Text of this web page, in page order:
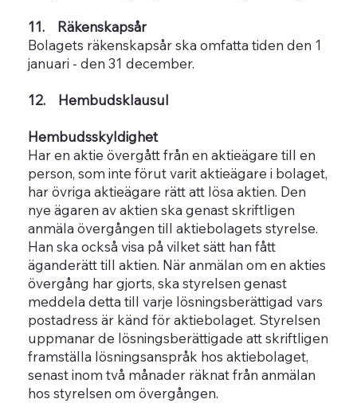
11. Räkenskapsår
Bolagets räkenskapsår ska omfatta tiden den 1
januari - den 31 december.
12. Hembudsklausul
Hembudsskyldighet
Har en aktie övergått från en aktieägare till en
person, som inte förut varit aktieägare i bolaget,
har övriga aktieägare rätt att lösa aktien. Den
nye ägaren av aktien ska genast skriftligen
anmäla övergången till aktiebolagets styrelse.
Han ska också visa på vilket sätt han fått
äganderätt till aktien. När anmälan om en akties
övergång har gjorts, ska styrelsen genast
meddela detta till varje lösningsberättigad vars
postadress är känd för aktiebolaget. Styrelsen
uppmanar de lösningsberättigade att skriftligen
framställa lösningsanspråk hos aktiebolaget,
senast inom två månader räknat från anmälan
hos styrelsen om övergången.